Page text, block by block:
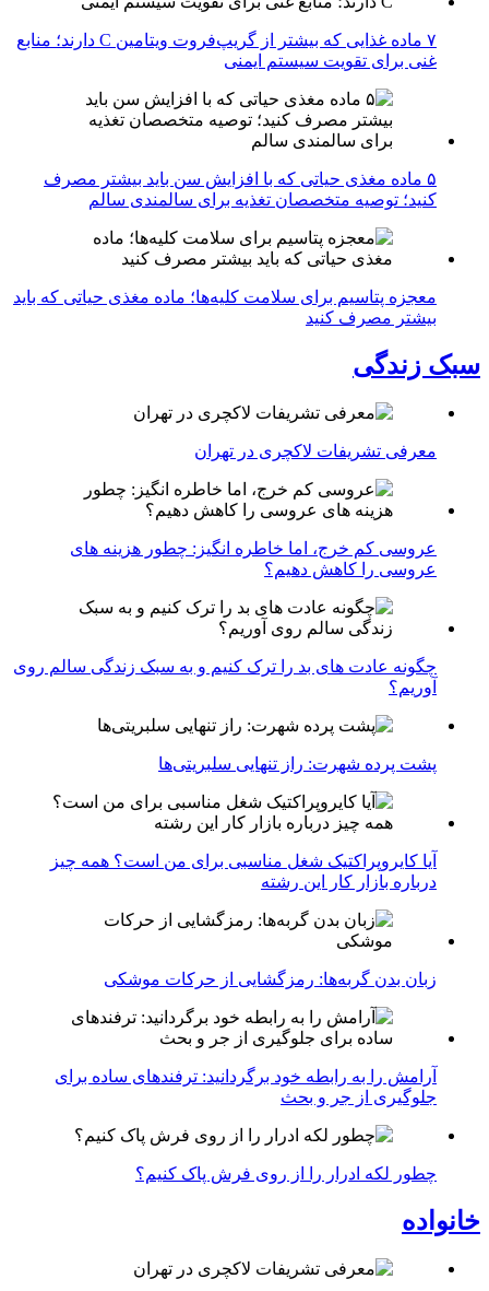
۷ ماده غذایی که بیشتر از گریپ‌فروت ویتامین C دارند؛ منابع
غنی برای تقویت سیستم ایمنی
۵ ماده مغذی حیاتی که با افزایش سن باید بیشتر مصرف
کنید؛ توصیه متخصصان تغذیه برای سالمندی سالم
معجزه پتاسیم برای سلامت کلیه‌ها؛ ماده مغذی حیاتی که باید
بیشتر مصرف کنید
سبک زندگی
معرفی تشریفات لاکچری در تهران
عروسی کم خرج، اما خاطره انگیز: چطور هزینه های
عروسی را کاهش دهیم؟
چگونه عادت‌ های بد را ترک کنیم و به سبک زندگی سالم روی
آوریم؟
پشت پرده شهرت: راز تنهایی سلبریتی‌ها
آیا کایروپراکتیک شغل مناسبی برای من است؟ همه چیز
درباره بازار کار این رشته
زبان بدن گربه‌ها: رمزگشایی از حرکات موشکی
آرامش را به رابطه خود برگردانید: ترفندهای ساده برای
جلوگیری از جر و بحث
چطور لکه ادرار را از روی فرش پاک کنیم؟
خانواده